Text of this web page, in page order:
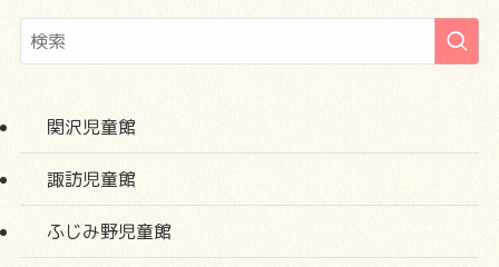
イ
ブ
関沢児童館
諏訪児童館
ふじみ野児童館